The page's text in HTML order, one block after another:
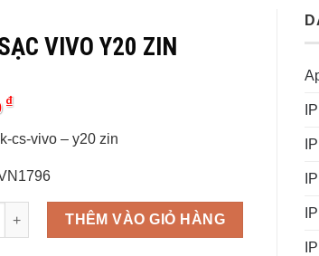
VIVO Y20 ZIN
₫
cs-vivo – y20 zin
THÊM VÀO GIỎ HÀNG